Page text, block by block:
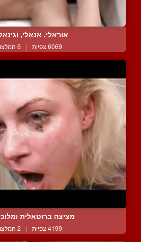
אוראלי, אנאלי,
6069 צפיות | 6 המלצות
מציצה ברוטאלית
4199 צפיות | 2 המלצות